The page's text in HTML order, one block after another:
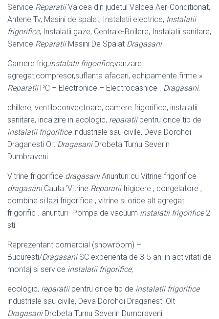
Service ReparatiiValcea din judetul Valcea Aer-Conditionat,
Antene Tv, Masini de spalat, Instalatii electrice, Instalatii
frigorifice, Instalatii gaze, Centrale-Boilere, Instalatii sanitare,
Service ReparatiiMasini De Spalat Dragasani
Camere frig,instalatii frigorifice,vanzare
agregat,compresor,suflanta afaceri, echipamente firme »
ReparatiiPC – Electronice – Electrocasnice . Dragasani.
chillere, ventiloconvectoare, camere frigorifice, instalatii
sanitare, incalzire in ecologic, reparatiipentru orice tip de
instalatii frigorificeindustriale sau civile, Deva Dorohoi
Draganesti Olt DragasaniDrobeta Turnu Severin
Dumbraveni
Vitrine frigorifice dragasaniAnunturi cu Vitrine frigorifice
dragasaniCauta ‘Vitrine Reparatiifrigidere , congelatore ,
combine si lazi frigorifice , vitrine si orice alt agregat
frigorific . anunturi- Pompa de vacuum instalatii frigorifice2
sti
Reprezentant comercial (showroom) –
Bucuresti/DragasaniSC experienta de 3-5 ani in activitati de
montaj si service instalatii frigorifice;
ecologic, reparatiipentru orice tip de instalatii frigorifice
industriale sau civile, Deva Dorohoi Draganesti Olt
DragasaniDrobeta Turnu Severin Dumbraveni